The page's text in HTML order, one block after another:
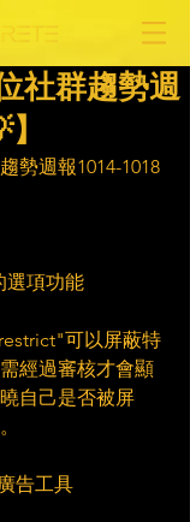
社群趨勢週
勢週報1014-1018
選項功能
可以屏蔽特
經過審核才會顯
自己是否被屏
告工具